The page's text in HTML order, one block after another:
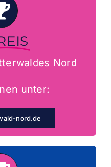
Nord
unter:
nord.de